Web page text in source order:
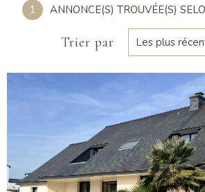
1 ANNONCE(S) TROUVÉE(S)
Trier par Les plus